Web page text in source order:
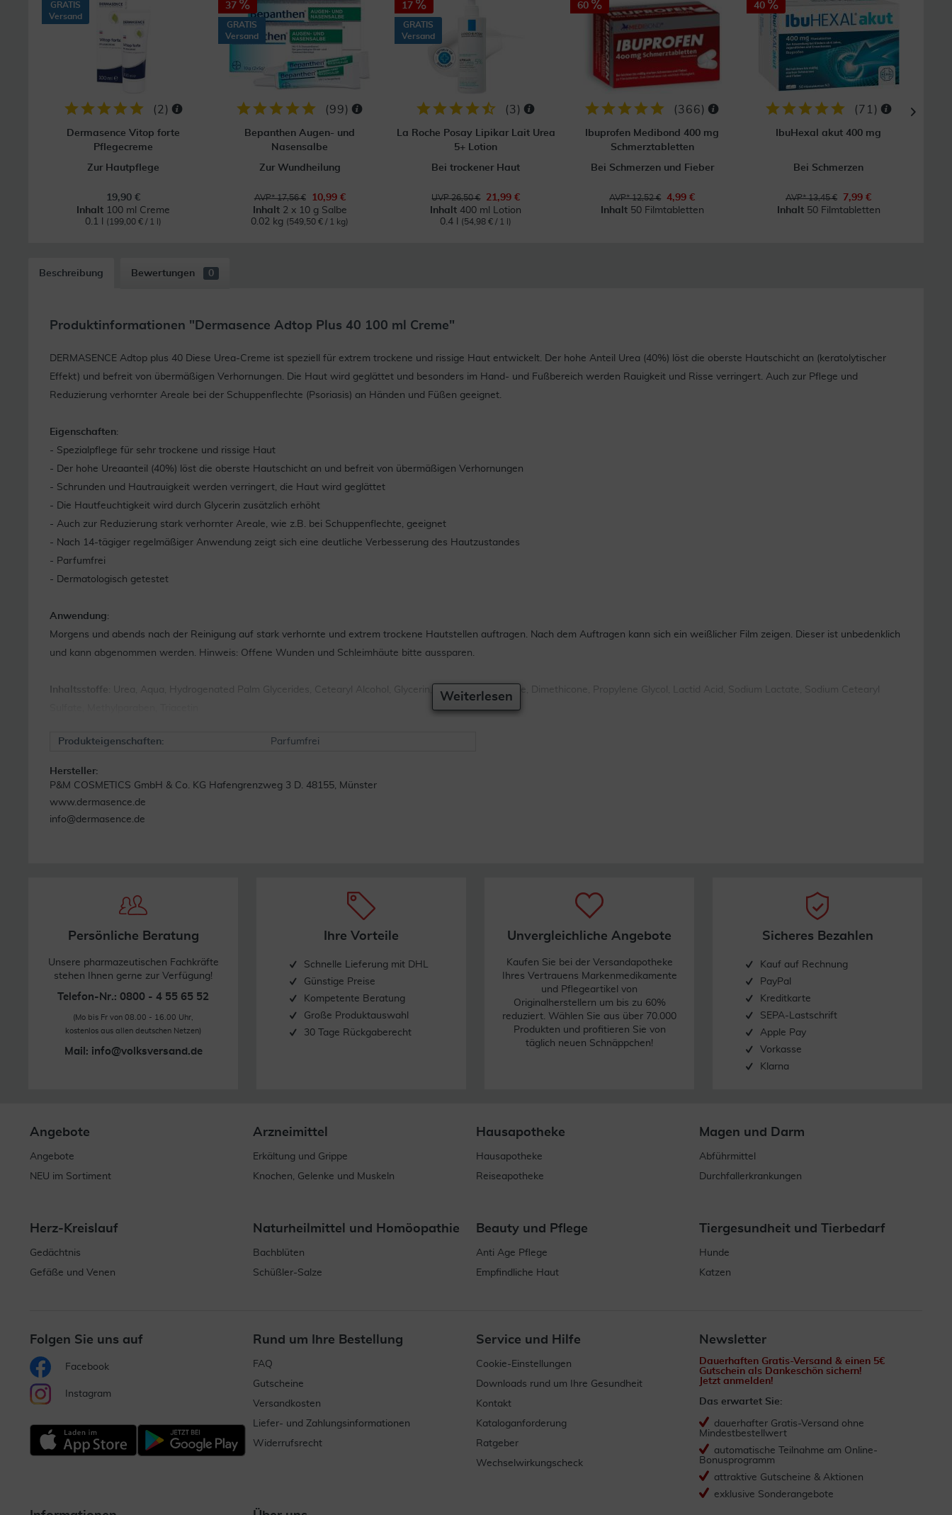
GRATIS
Versand
(2 )
Dermasence Vitop forte
Pflegecreme
Zur Hautpflege
19,90 €
Inhalt 100 ml Creme
0.1 l
(199,00 € / 1 l)
37
GRATIS
Versand
(99)
Bepanthen Augen- und
Nasensalbe
Zur Wundheilung
AVP* 17,56 €
10,99 €
Inhalt 2 x 10 g Salbe
0.02 kg (549,50 € / 1 kg)
17
GRATIS
Versand
(3)
La Roche Posay Lipikar Lait Urea
5+ Lotion
Bei trockener Haut
UVP 26,50 €
21,99 €
Inhalt 400 ml Lotion
0.4 l
(54,98 € / 1 l)
60
(366)
Ibuprofen Medibond 400 mg
Schmerztabletten
Bei Schmerzen und Fieber
AVP* 12,52 €
4,99 €
Inhalt 50 Filmtabletten
40
( 71 )
IbuHexal akut 400 mg
Bei Schmerzen
AVP* 13,45 €
7,99 €
Inhalt 50 Filmtabletten
Beschreibung Bewertungen 0
Produktinformationen "Dermasence Adtop Plus 40 100 ml Creme"
DERMASENCE Adtop plus 40 Diese Urea-Creme ist speziell für extrem trockene und rissige Haut entwickelt. Der hohe Anteil Urea (40%) löst die oberste Hautschicht an (keratolytischer
Effekt) und befreit von übermäßigen Verhornungen. Die Haut wird geglättet und besonders im Hand- und Fußbereich werden Rauigkeit und Risse verringert. Auch zur Pflege und
Reduzierung verhornter Areale bei der Schuppenflechte (Psoriasis) an Händen und Füßen geeignet.
Eigenschaften:
- Spezialpflege für sehr trockene und rissige Haut
- Der hohe Ureaanteil (40%) löst die oberste Hautschicht an und befreit von übermäßigen Verhornungen
- Schrunden und Hautrauigkeit werden verringert, die Haut wird geglättet
- Die Hautfeuchtigkeit wird durch Glycerin zusätzlich erhöht
- Auch zur Reduzierung stark verhornter Areale, wie z.B. bei Schuppenflechte, geeignet
- Nach 14-tägiger regelmäßiger Anwendung zeigt sich eine deutliche Verbesserung des Hautzustandes
- Parfumfrei
- Dermatologisch getestet
Anwendung:
Morgens und abends nach der Reinigung auf stark verhornte und extrem trockene Hautstellen auftragen. Nach dem Auftragen kann sich ein weißlicher Film zeigen. Dieser ist unbedenklich
und kann abgenommen werden. Hinweis: Offene Wunden und Schleimhäute bitte aussparen.
Inhaltsstoffe: Urea, Aqua, Hydrogenated Palm Glycerides, Cetearyl Alcohol, Glycerin, Ethylhexyl Palmitate, Dimethicone, Propylene Glycol, Lactid Acid, Sodium Lactate, Sodium Cetearyl
Weiterlesen
Produkteigenschaften: Parfumfrei
Hersteller:
P&M COSMETICS GmbH & Co. KG Hafengrenzweg 3 D. 48155, Münster
www.dermasence.de
info@dermasence.de
Persönliche Beratung
Unsere pharmazeutischen Fachkräfte
stehen Ihnen gerne zur Verfügung!
Telefon-Nr.: 0800 - 4 55 65 52
(Mo bis Fr von 08.00 - 16.00 Uhr,
kostenlos aus allen deutschen Netzen)
Mail: info@volksversand.de
Ihre Vorteile
Schnelle Lieferung mit DHL
Günstige Preise
Kompetente Beratung
Große Produktauswahl
30 Tage Rückgaberecht
Unvergleichliche Angebote
Kaufen Sie bei der Versandapotheke
Ihres Vertrauens Markenmedikamente
und Pflegeartikel von
Originalherstellern um bis zu 60%
reduziert. Wählen Sie aus über 70.000
Produkten und profitieren Sie von
täglich neuen Schnäppchen!
Sicheres Bezahlen
Kauf auf Rechnung
PayPal
Kreditkarte
SEPA-Lastschrift
Apple Pay
Vorkasse
Klarna
Angebote
Angebote
NEU im Sortiment
Arzneimittel
Erkältung und Grippe
Knochen, Gelenke und Muskeln
Hausapotheke
Hausapotheke
Reiseapotheke
Magen und Darm
Abführmittel
Durchfallerkrankungen
Herz-Kreislauf
Gedächtnis
Gefäße und Venen
Naturheilmittel und Homöopathie
Bachblüten
Schüßler-Salze
Beauty und Pflege
Anti Age Pflege
Empfindliche Haut
Tiergesundheit und Tierbedarf
Hunde
Katzen
Folgen Sie uns auf
Facebook
Instagram
Rund um Ihre Bestellung
FAQ
Gutscheine
Versandkosten
Liefer- und Zahlungsinformationen
Widerrufsrecht
Service und Hilfe
Cookie-Einstellungen
Downloads rund um Ihre Gesundheit
Kontakt
Kataloganforderung
Ratgeber
Wechselwirkungscheck
Newsletter
Dauerhaften Gratis-Versand & einen 5€
Gutschein als Dankeschön sichern!
Jetzt anmelden!
Das erwartet Sie:
dauerhafter Gratis-Versand ohne
Mindestbestellwert
automatische Teilnahme am Online-
Bonusprogramm
attraktive Gutscheine & Aktionen
exklusive Sonderangebote